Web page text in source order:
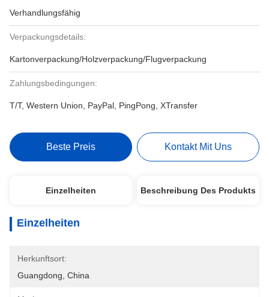
Verhandlungsfähig
Verpackungsdetails:
Kartonverpackung/Holzverpackung/Flugverpackung
Zahlungsbedingungen:
T/T, Western Union, PayPal, PingPong, XTransfer
Beste Preis Kontakt Mit Uns
Einzelheiten Beschreibung Des Produkts
Einzelheiten
Herkunftsort:
Guangdong, China